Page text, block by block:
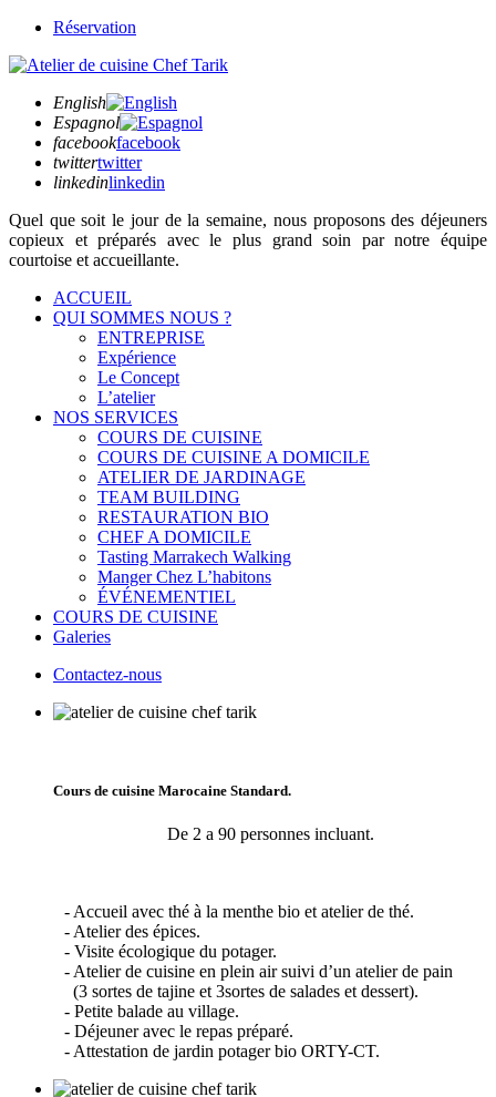
Réservation
English
Espagnol
facebookfacebook
twittertwitter
linkedinlinkedin
Quel que soitle jour de la semaine, nous proposons des déjeuners
copieux et préparés avec le plus grand soin par notre équipe
courtoise et accueillante.
ACCUEIL
QUI SOMMES NOUS ?
ENTREPRISE
Expérience
Le Concept
L’atelier
NOS SERVICES
COURS DE CUISINE
COURS DE CUISINE A DOMICILE
ATELIER DE JARDINAGE
TEAM BUILDING
RESTAURATION BIO
CHEF A DOMICILE
Tasting Marrakech Walking
Manger Chez L’habitons
ÉVÉNEMENTIEL
COURS DE CUISINE
Galeries
Contactez-nous
Cours de cuisine Marocaine Standard.
De 2 a 90 personnes incluant.
- Accueil avec thé à la menthe bio et atelier de thé.
- Atelier des épices.
- Visite écologique du potager.
- Atelier de cuisine en plein air suivi d’un atelier de pain
(3 sortes de tajine et 3sortes de salades et dessert).
- Petite balade au village.
- Déjeuner avec le repas préparé.
- Attestation de jardin potager bio ORTY-CT.